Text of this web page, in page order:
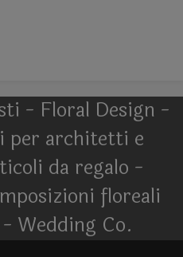
- Floral Design -
per architetti e
da regalo -
floreali
Wedding Co.